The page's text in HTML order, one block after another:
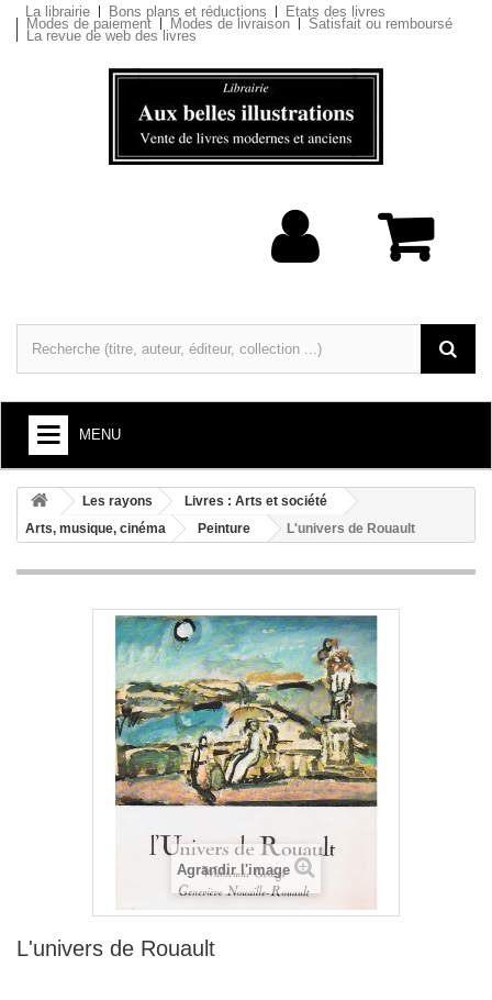
La librairie Bons plans et réductions Etats des livres
Modes de paiement Modes de livraison Satisfait ou remboursé
La revue de web des livres
MENU
+
LIVRES : ARTS ET SOCIÉTÉ
+
LIVRES : LITTÉRATURE
+
LIVRES : JEUNESSE
LIVRES : BD ET HUMOUR
LIVRES : LOISIRS ET VIE PRATIQUE
LIVRES : SCOLAIRE ET DICTIONNAIRE
LIVRES ANCIENS AVANT 1900
Les rayons
Livres : Arts et société
Arts, musique, cinéma
Peinture L'univers de Rouault
Agrandir l'image
L'univers de Rouault